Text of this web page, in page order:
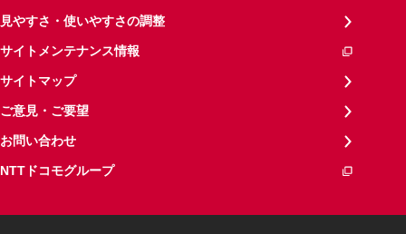
見やすさ・使いやすさの調整
サイトメンテナンス情報
サイトマップ
ご意見・ご要望
お問い合わせ
NTTドコモグループ